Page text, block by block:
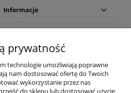
Informacje
PRODUCENCI
prywatność
technologie umożliwiają poprawne
nam dostosować ofertę do Twoich
wykorzystanie przez nas
do sklepu lub dostosować użycie